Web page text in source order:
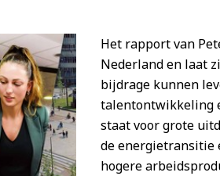
Het rapport van
Nederland en laat
bijdrage kunnen
talentontwikkeling
staat voor grote
de energietransitie
hogere